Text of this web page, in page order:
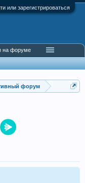
или зарегистрироваться
форум
на форуме